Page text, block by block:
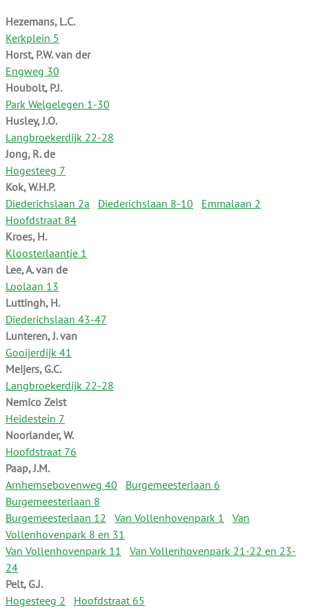
Hezemans, L.C.
Kerkplein 5
Horst, P.W. van der
Engweg 30
Houbolt, P.J.
Park Welgelegen 1-30
Husley, J.O.
Langbroekerdijk 22-28
Jong, R. de
Hogesteeg 7
Kok, W.H.P.
Diederichslaan 2a
Diederichslaan 8-10
Emmalaan 2
Hoofdstraat 84
Kroes, H.
Kloosterlaantje 1
Lee, A. van de
Loolaan 13
Luttingh, H.
Diederichslaan 43-47
Lunteren, J. van
Gooijerdijk 41
Meijers, G.C.
Langbroekerdijk 22-28
Nemico Zeist
Heidestein 7
Noorlander, W.
Hoofdstraat 76
Paap, J.M.
Arnhemsebovenweg 40
Burgemeesterlaan 6
Burgemeesterlaan 8
Burgemeesterlaan 12
Van Vollenhovenpark 1
Van
Vollenhovenpark 8 en 31
Van Vollenhovenpark 11
Van Vollenhovenpark 21-22 en 23-
24
Pelt, G.J.
Hogesteeg 2
Hoofdstraat 65